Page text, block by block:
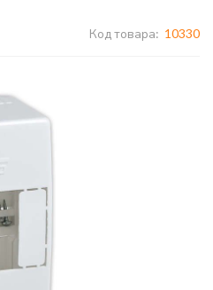
Код товара: 10330